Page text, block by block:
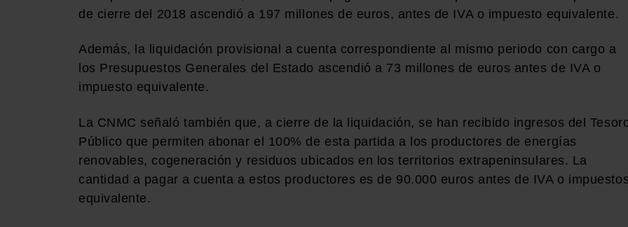
de cierre del 2018 ascendió a 197 millones de euros, antes de IVA o impuesto equivalente.
Además, la liquidación provisional a cuenta correspondiente al mismo periodo con cargo a
los Presupuestos Generales del Estado ascendió a 73 millones de euros antes de IVA o
impuesto equivalente.
La CNMC señaló también que, a cierre de la liquidación, se han recibido ingresos del
Público que permiten abonar el 100% de esta partida a los productores de energías
renovables, cogeneración y residuos ubicados en los territorios extrapeninsulares. La
cantidad a pagar a cuenta a estos productores es de 90.000 euros antes de IVA o
equivalente.